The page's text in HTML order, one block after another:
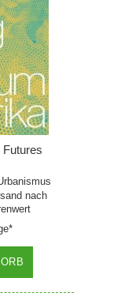
Futures
nach